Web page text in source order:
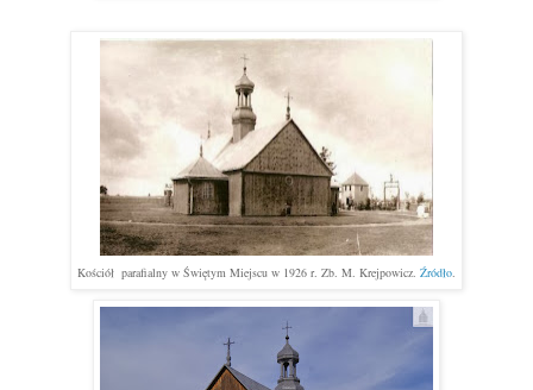
Kościół  parafialny w Świętym Miejscu w 1926 r. Zb. M. Krejpowicz. Źródło.